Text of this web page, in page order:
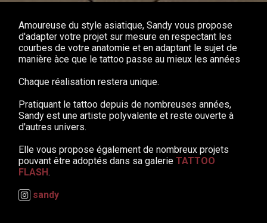
Amoureuse du style asiatique, Sandy vous propose
d'adapter votre projet sur mesure en respectant les
courbes de votre anatomie et en adaptant le sujet de
manière àce que le tattoo passe au mieux les années
Chaque réalisation restera unique.
Pratiquant le tattoo depuis de nombreuses années,
Sandy est une artiste polyvalente et reste ouverte à
d'autres univers.
Elle vous propose également de nombreux projets
pouvant être adoptés dans sa galerieTATTOO
FLASH.
sandy